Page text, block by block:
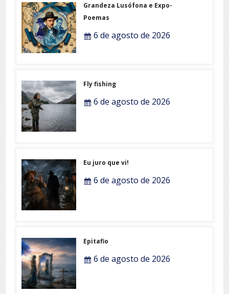
Grandeza Lusófona e Expo-
Poemas
6 de agosto de 2026
Fly fishing
6 de agosto de 2026
Eu juro que vi!
6 de agosto de 2026
Epitafio
6 de agosto de 2026